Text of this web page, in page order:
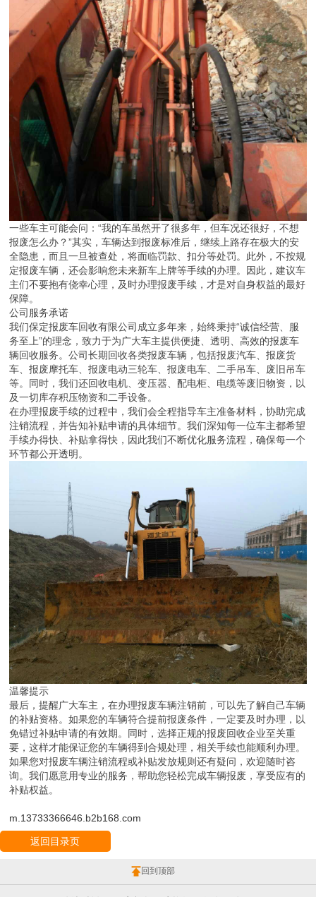
一些车主可能会问：“我的车虽然开了很多年，但车况还很好，不想
报废怎么办？”其实，车辆达到报废标准后，继续上路存在极大的安
全隐患，而且一旦被查处，将面临罚款、扣分等处罚。此外，不按规
定报废车辆，还会影响您未来新车上牌等手续的办理。因此，建议车
主们不要抱有侥幸心理，及时办理报废手续，才是对自身权益的最好
保障。
公司服务承诺
我们保定报废车回收有限公司成立多年来，始终秉持“诚信经营、服
务至上”的理念，致力于为广大车主提供便捷、透明、高效的报废车
辆回收服务。公司长期回收各类报废车辆，包括报废汽车、报废货
车、报废摩托车、报废电动三轮车、报废电车、二手吊车、废旧吊车
等。同时，我们还回收电机、变压器、配电柜、电缆等废旧物资，以
及一切库存积压物资和二手设备。
在办理报废手续的过程中，我们会全程指导车主准备材料，协助完成
注销流程，并告知补贴申请的具体细节。我们深知每一位车主都希望
手续办得快、补贴拿得快，因此我们不断优化服务流程，确保每一个
环节都公开透明。
温馨提示
最后，提醒广大车主，在办理报废车辆注销前，可以先了解自己车辆
的补贴资格。如果您的车辆符合提前报废条件，一定要及时办理，以
免错过补贴申请的有效期。同时，选择正规的报废回收企业至关重
要，这样才能保证您的车辆得到合规处理，相关手续也能顺利办理。
如果您对报废车辆注销流程或补贴发放规则还有疑问，欢迎随时咨
询。我们愿意用专业的服务，帮助您轻松完成车辆报废，享受应有的
补贴权益。
m.13733366646.b2b168.com
返回目录页
回到顶部